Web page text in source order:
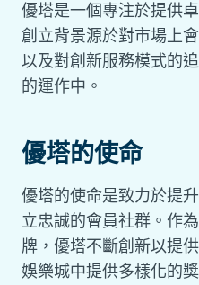
優塔是一個專注於提供
創立背景源於對市場上
以及對創新服務模式的
的運作中。
優塔的使命
優塔的使命是致力於提
立忠誠的會員社群。作
牌，優塔不斷創新以提
娛樂城中提供多樣化的